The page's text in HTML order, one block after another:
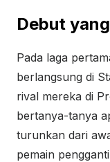
Debut
Pada laga
berlangsung di
rival mereka di
bertanya-tanya
turunkan dari
pemain